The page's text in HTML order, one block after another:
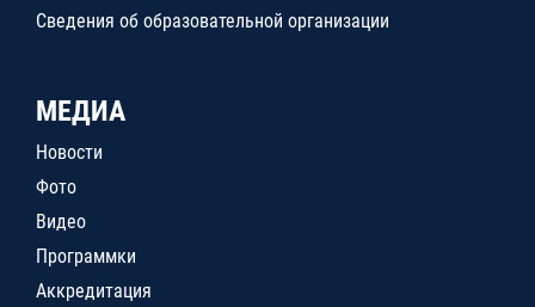
Сведения об образовательной организации
МЕДИА
Новости
Фото
Видео
Программки
Аккредитация